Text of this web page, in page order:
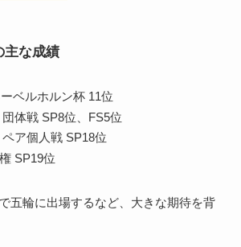
主な成績
ベルホルン杯 11位
体戦 SP8位、FS5位
ア個人戦 SP18位
SP19位
五輪に出場するなど、大きな期待を背